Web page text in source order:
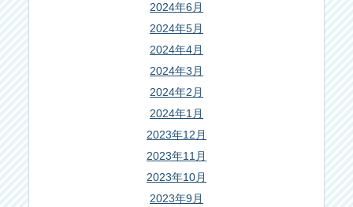
2024年6月
2024年5月
2024年4月
2024年3月
2024年2月
2024年1月
2023年12月
2023年11月
2023年10月
2023年9月